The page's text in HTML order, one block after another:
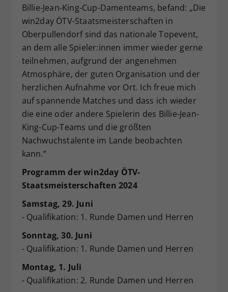
Billie-Jean-King-Cup-Damenteams, befand: „Die
win2day ÖTV-Staatsmeisterschaften in
Oberpullendorf sind das nationale Topevent,
an dem alle Spieler:innen immer wieder gerne
teilnehmen, aufgrund der angenehmen
Atmosphäre, der guten Organisation und der
herzlichen Aufnahme vor Ort. Ich freue mich
auf spannende Matches und dass ich wieder
die eine oder andere Spielerin des Billie-Jean-
King-Cup-Teams und die größten
Nachwuchstalente im Lande beobachten
kann.“
Programm der win2day ÖTV-
Staatsmeisterschaften 2024
Samstag, 29. Juni
- Qualifikation: 1. Runde Damen und Herren
Sonntag, 30. Juni
- Qualifikation: 1. Runde Damen und Herren
Montag, 1. Juli
- Qualifikation: 2. Runde Damen und Herren